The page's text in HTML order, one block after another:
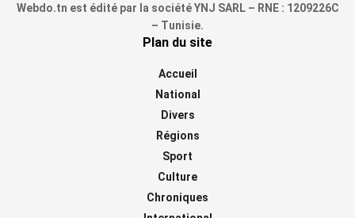
Webdo.tn est édité par la société YNJ SARL – RNE : 1209226C
– Tunisie.
Plan du site
Accueil
National
Divers
Régions
Sport
Culture
Chroniques